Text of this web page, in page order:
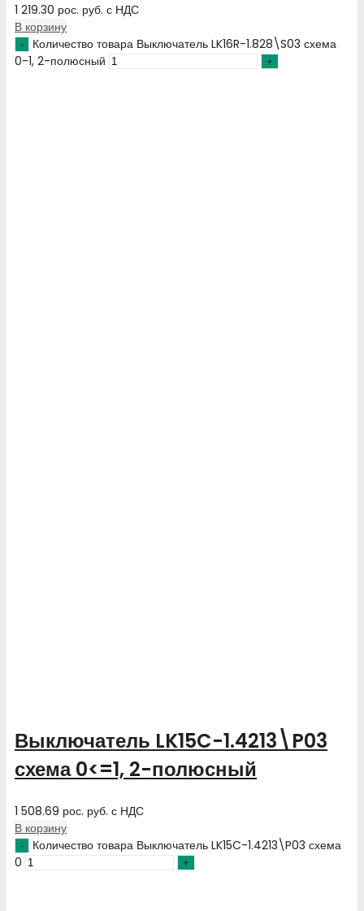
1 219.30 рос. руб. с НДС
В корзину
Количество товара Выключатель LK16R-1.828\S03 схема
0-1, 2-полюсный
Выключатель LK15C-1.4213\P03
схема 0<=1, 2-полюсный
1 508.69 рос. руб. с НДС
В корзину
Количество товара Выключатель LK15C-1.4213\P03 схема
0